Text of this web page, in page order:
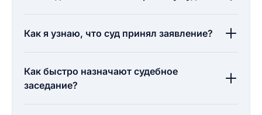
Как я узнаю, что суд принял заявление?
Как быстро назначают судебное
заседание?